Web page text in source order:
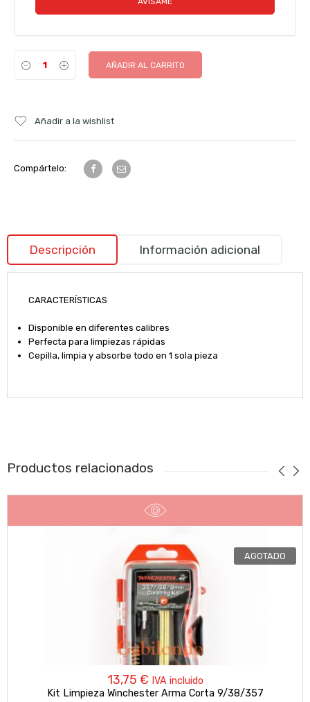
AÑADIR AL CARRITO
Añadir a la wishlist
Compártelo:
Descripción Información adicional
CARACTERÍSTICAS
Disponible en diferentes calibres
Perfecta para limpiezas rápidas
Cepilla, limpia y absorbe todo en 1 sola pieza
Productos relacionados
AGOTADO
13,75 € IVA incluido
Kit Limpieza Winchester Arma Corta 9/38/357